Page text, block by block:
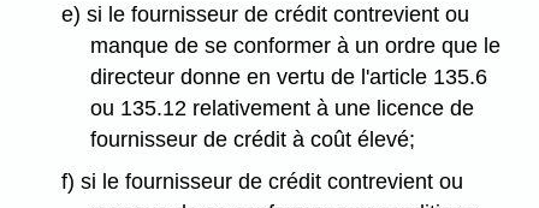
e) si le fournisseur de crédit contrevient ou
manque de se conformer à un ordre que le
directeur donne en vertu de l'article 135.6
ou 135.12 relativement à une licence de
fournisseur de crédit à coût élevé;
f) si le fournisseur de crédit contrevient ou